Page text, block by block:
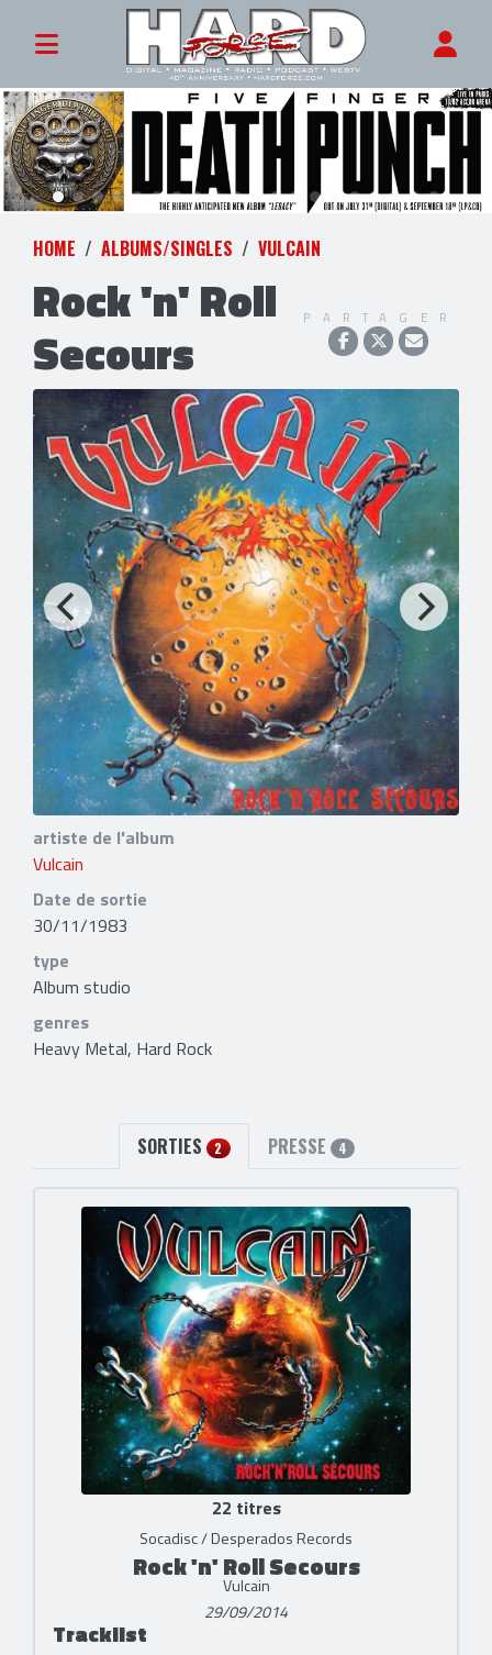
HOME ALBUMS/SINGLES VULCAIN
Rock 'n' Roll
Secours
PARTAGER
artiste de l'album
Vulcain
Date de sortie
30/11/1983
type
Album studio
genres
Heavy Metal, Hard Rock
SORTIES 2 PRESSE 4
22 titres
Socadisc / Desperados Records
Rock 'n' Roll Secours
Vulcain
29/09/2014
Tracklist